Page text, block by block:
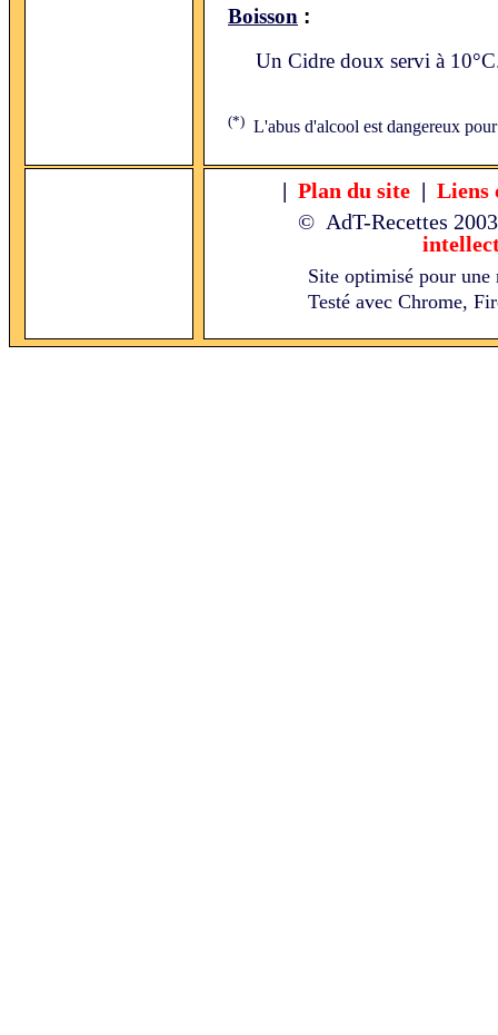
Boisson :
Un Cidre doux servi à
(*) L'abus d'alcool est dangereux
| Plan du site | Liens
© AdT-Recettes
Site optimisé pour
Testé avec Chrome,